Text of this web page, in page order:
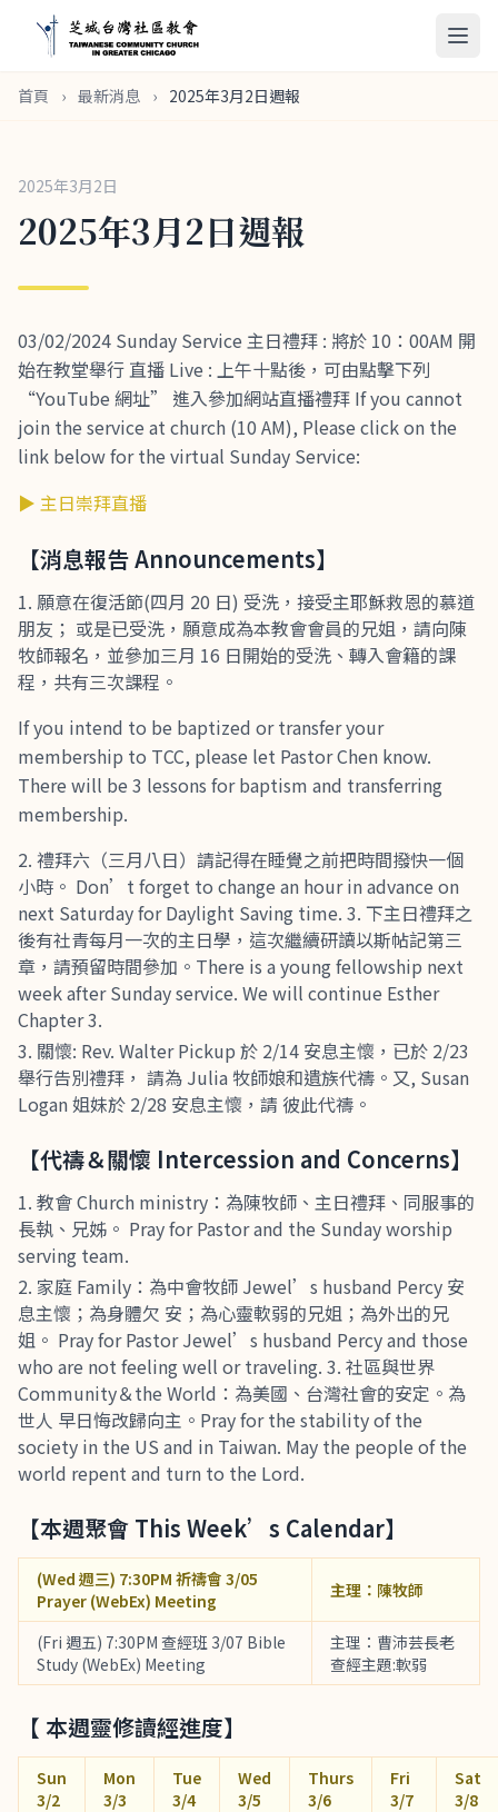
首頁 › 最新消息 › 2025年3月2日週報
2025年3月2日
2025年3月2日週報
03/02/2024 Sunday Service 主日禮拜 : 將於 10：00AM 開
始在教堂舉行 直播 Live : 上午十點後，可由點擊下列
“YouTube 網址” 進入參加網站直播禮拜 If you cannot
join the service at church (10 AM), Please click on the
link below for the virtual Sunday Service:
▶ 主日崇拜直播
【消息報告 Announcements】
願意在復活節(四月 20 日) 受洗，接受主耶穌救恩的慕道
朋友； 或是已受洗，願意成為本教會會員的兄姐，請向陳
牧師報名，並參加三月 16 日開始的受洗、轉入會籍的課
程，共有三次課程。
If you intend to be baptized or transfer your
membership to TCC, please let Pastor Chen know.
There will be 3 lessons for baptism and transferring
membership.
禮拜六（三月八日）請記得在睡覺之前把時間撥快一個
小時。 Don’t forget to change an hour in advance on
next Saturday for Daylight Saving time. 3. 下主日禮拜之
後有社青每月一次的主日學，這次繼續研讀以斯帖記第三
章，請預留時間參加。There is a young fellowship next
week after Sunday service. We will continue Esther
Chapter 3.
關懷: Rev. Walter Pickup 於 2/14 安息主懷，已於 2/23
舉行告別禮拜， 請為 Julia 牧師娘和遺族代禱。又, Susan
Logan 姐妹於 2/28 安息主懷，請 彼此代禱。
【代禱＆關懷 Intercession and Concerns】
教會 Church ministry：為陳牧師、主日禮拜、同服事的
長執、兄姊。 Pray for Pastor and the Sunday worship
serving team.
家庭 Family：為中會牧師 Jewel’s husband Percy 安
息主懷；為身體欠 安；為心靈軟弱的兄姐；為外出的兄
姐。 Pray for Pastor Jewel’s husband Percy and those
who are not feeling well or traveling. 3. 社區與世界
Community＆the World：為美國、台灣社會的安定。為
世人 早日悔改歸向主。Pray for the stability of the
society in the US and in Taiwan. May the people of the
world repent and turn to the Lord.
【本週聚會 This Week’s Calendar】
(Wed 週三) 7:30PM 祈禱會 3/05
Prayer (WebEx) Meeting
主理：陳牧師
(Fri 週五) 7:30PM 查經班 3/07 Bible
Study (WebEx) Meeting
主理：曹沛芸長老
查經主題:軟弱
【 本週靈修讀經進度】
Sun
3/2
Mon
3/3
Tue
3/4
Wed
3/5
Thurs
3/6
Fri
3/7
Sat
3/8